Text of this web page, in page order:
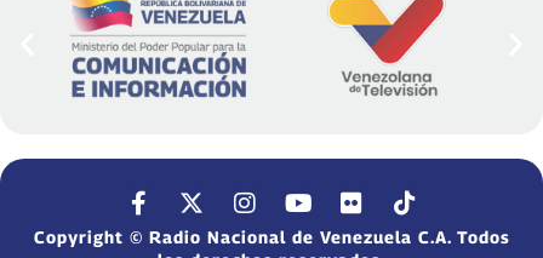
Copyright © Radio Nacional de Venezuela C.A. Todos